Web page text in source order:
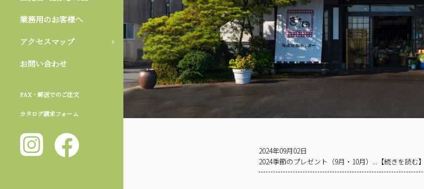
業務用のお客様へ
アクセスマップ
お問い合わせ
FAX・郵送でのご注文
カタログ請求フォーム
2024年09月02日
2024季節のプレゼント（9月・10月）...【続きを読む】